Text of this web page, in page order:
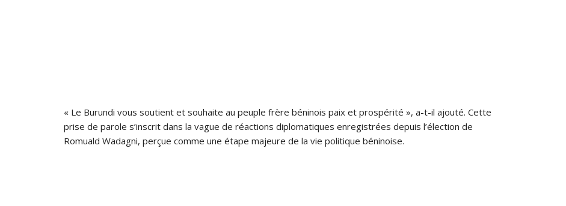
« Le Burundi vous soutient et souhaite au peuple frère béninois paix et prospérité », a-t-il ajouté. Cette
prise de parole s’inscrit dans la vague de réactions diplomatiques enregistrées depuis l’élection de
Romuald Wadagni, perçue comme une étape majeure de la vie politique béninoise.